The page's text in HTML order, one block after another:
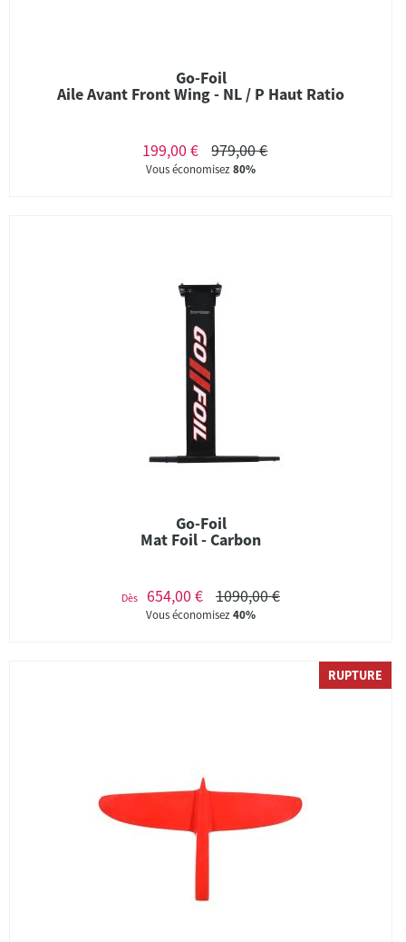
Go-Foil
Aile Avant Front Wing - NL / P Haut Ratio
199,00 € 979,00 €
Vous économisez80%
Go-Foil
Mat Foil - Carbon
Dès 654,00 € 1090,00 €
Vous économisez40%
RUPTURE